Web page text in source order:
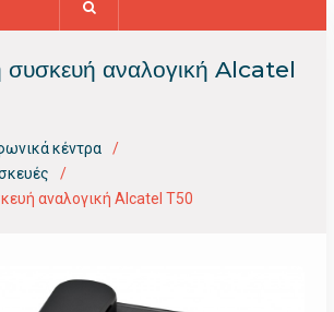
συσκευή αναλογική Alcatel
κέντρα
αναλογική Alcatel T50